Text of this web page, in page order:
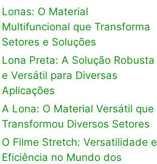
Lonas: O Material
Multifuncional que Transforma
Setores e Soluções
Lona Preta: A Solução Robusta
e Versátil para Diversas
Aplicações
A Lona: O Material Versátil que
Transformou Diversos Setores
O Filme Stretch: Versatilidade e
Eficiência no Mundo dos